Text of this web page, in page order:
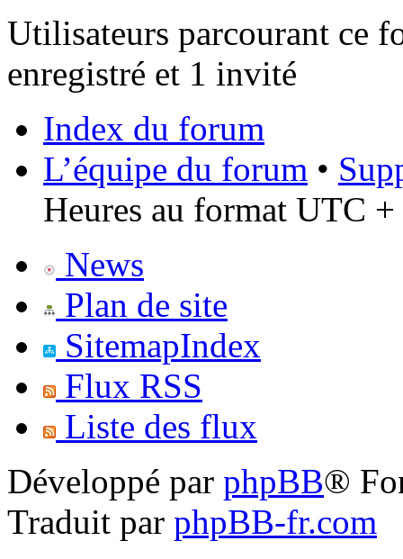
Utilisateurs parcourant ce
enregistré et 1 invité
Index du forum
L’équipe du forum •
Heures au format UTC +
News
Plan de site
SitemapIndex
Flux RSS
Liste des flux
Développé par phpBB®
Traduit par phpBB-fr.com